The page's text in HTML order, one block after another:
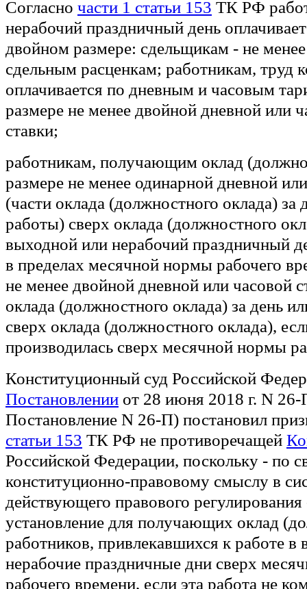
Согласно части 1 статьи 153 ТК РФ
нерабочий праздничный день
двойном размере: сдельщикам - не
сдельным расценкам; работникам, труд
оплачивается по дневным и часовым
размере не менее двойной дневной или
ставки;
работникам, получающим оклад
размере не менее одинарной дневной
(части оклада (должностного оклада) за
работы) сверх оклада (должностного
выходной или нерабочий праздничный
в пределах месячной нормы рабочего
не менее двойной дневной или часовой
оклада (должностного оклада) за день
сверх оклада (должностного оклада),
производилась сверх месячной нормы
Конституционный суд Российской
Постановлении от 28 июня 2018 г. N 26-
Постановление N 26-П) постановил
статьи 153 ТК РФ не противоречащей
Российской Федерации, поскольку - по
конституционно-правовому смыслу в
действующего правового регулирования
установление для получающих оклад
работников, привлекавшихся к работе
нерабочие праздничные дни сверх
рабочего времени, если эта работа не